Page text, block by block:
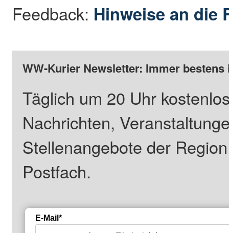
Feedback: Hinweise an die
WW-Kurier Newsletter: Immer
Täglich um 20 Uhr
Nachrichten,
Stellenangebote der
Postfach.
E-Mail*